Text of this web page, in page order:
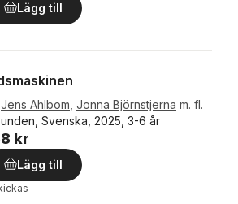
Lägg till
Jens Ahlbom Jonna Björnstjerna m. fl.
Svenska, 2025, 3-6 år
kr
Lägg till